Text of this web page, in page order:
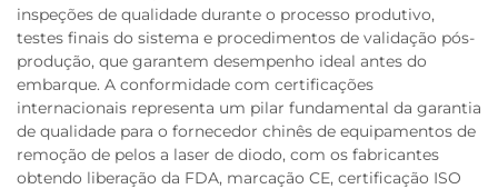
inspeções de qualidade durante o processo produtivo,
testes finais do sistema e procedimentos de validação pós-
produção, que garantem desempenho ideal antes do
embarque. A conformidade com certificações
internacionais representa um pilar fundamental da garantia
de qualidade para o fornecedor chinês de equipamentos de
remoção de pelos a laser de diodo, com os fabricantes
obtendo liberação da FDA, marcação CE, certificação ISO